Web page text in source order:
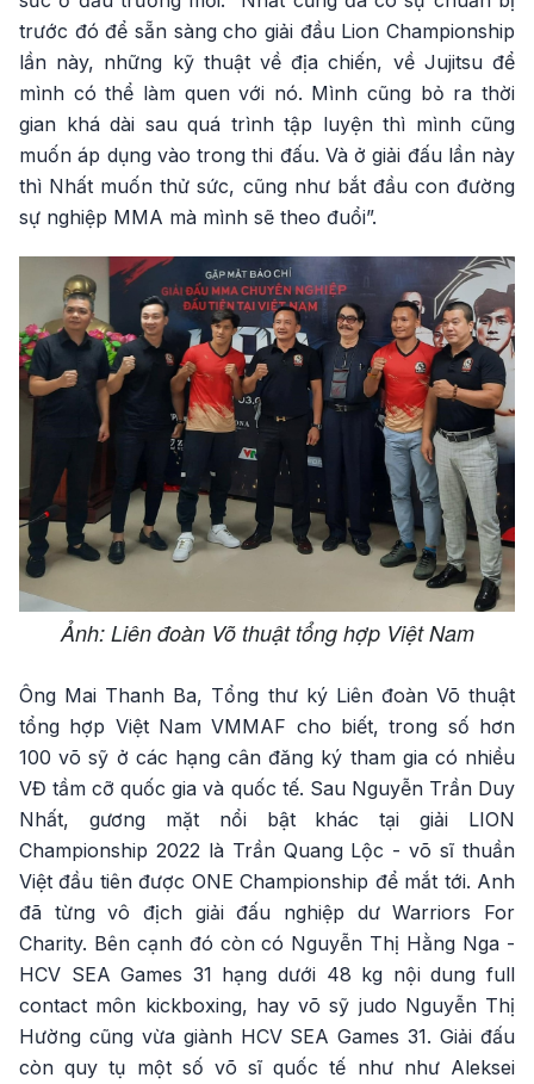
trước đó để sẵn sàng cho giải đầu Lion Championship
lần này, những kỹ thuật về địa chiến, về Jujitsu để
mình có thể làm quen với nó. Mình cũng bỏ ra thời
gian khá dài sau quá trình tập luyện thì mình cũng
muốn áp dụng vào trong thi đấu. Và ở giải đấu lần này
thì Nhất muốn thử sức, cũng như bắt đầu con đường
sự nghiệp MMA mà mình sẽ theo đuổi”.
Ảnh: Liên đoàn Võ thuật tổng hợp Việt Nam
Ông Mai Thanh Ba, Tổng thư ký Liên đoàn Võ thuật
tổng hợp Việt Nam VMMAF cho biết, trong số hơn
100 võ sỹ ở các hạng cân đăng ký tham gia có nhiều
VĐ tầm cỡ quốc gia và quốc tế. Sau Nguyễn Trần Duy
Nhất, gương mặt nổi bật khác tại giải LION
Championship 2022 là Trần Quang Lộc - võ sĩ thuần
Việt đầu tiên được ONE Championship để mắt tới. Anh
đã từng vô địch giải đấu nghiệp dư Warriors For
Charity. Bên cạnh đó còn có Nguyễn Thị Hằng Nga -
HCV SEA Games 31 hạng dưới 48 kg nội dung full
contact môn kickboxing, hay võ sỹ judo Nguyễn Thị
Hường cũng vừa giành HCV SEA Games 31. Giải đấu
còn quy tụ một số võ sĩ quốc tế như như Aleksei